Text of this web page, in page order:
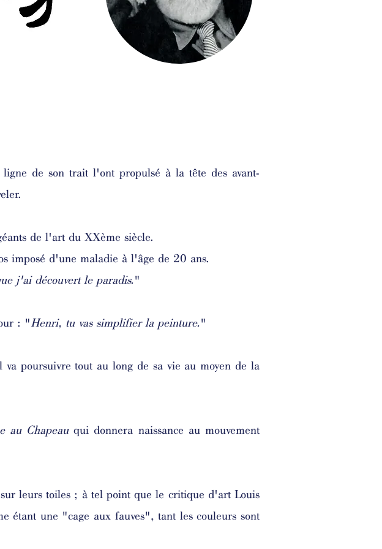
de son trait l'ont propulsé à la tête des avant-
de l'art du XXème siècle.
imposé d'une maladie à l'âge de 20 ans.
j'ai découvert le paradis."
: "Henri, tu vas simplifier la peinture."
poursuivre tout au long de sa vie au moyen de la
au Chapeauqui donnera naissance au mouvement
sur leurs toiles ; à tel point que le critique d'art Louis
étant une "cage aux fauves", tant les couleurs sont